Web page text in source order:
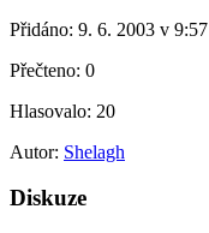
Přidáno: 9. 6. 2003 v 9:57
Přečteno: 0
Hlasovalo: 20
Autor: Shelagh
Diskuze